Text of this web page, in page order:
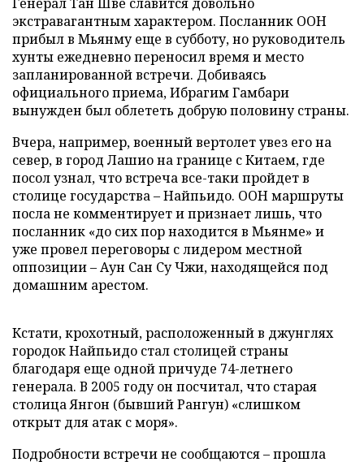
экстравагантным характером. Посланник ООН
прибыл в Мьянму еще в субботу, но руководитель
хунты ежедневно переносил время и место
запланированной встречи. Добиваясь
официального приема, Ибрагим Гамбари
вынужден был облететь добрую половину страны.
Вчера, например, военный вертолет увез его на
север, в город Лашио на границе с Китаем, где
посол узнал, что встреча все-таки пройдет в
столице государства – Найпьидо. ООН маршруты
посла не комментирует и признает лишь, что
посланник «до сих пор находится в Мьянме» и
уже провел переговоры с лидером местной
оппозиции – Аун Сан Су Чжи, находящейся под
домашним арестом.
Кстати, крохотный, расположенный в джунглях
городок Найпьидо стал столицей страны
благодаря еще одной причуде 74-летнего
генерала. В 2005 году он посчитал, что старая
столица Янгон (бывший Рангун) «слишком
открыт для атак с моря».
Подробности встречи не сообщаются – прошла